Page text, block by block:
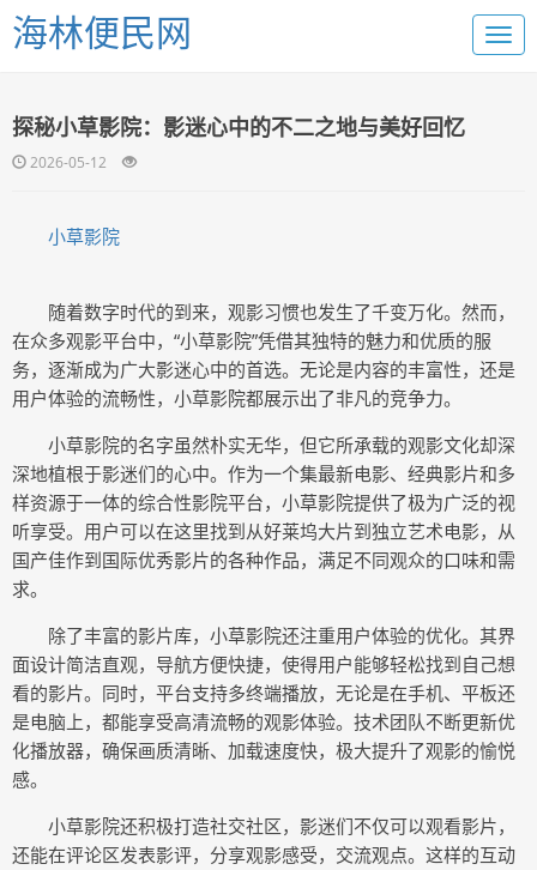
海林便民网
探秘小草影院：影迷心中的不二之地与美好回忆
2026-05-12
小草影院
随着数字时代的到来，观影习惯也发生了千变万化。然而，
在众多观影平台中，“小草影院”凭借其独特的魅力和优质的服
务，逐渐成为广大影迷心中的首选。无论是内容的丰富性，还是
用户体验的流畅性，小草影院都展示出了非凡的竞争力。
小草影院的名字虽然朴实无华，但它所承载的观影文化却深
深地植根于影迷们的心中。作为一个集最新电影、经典影片和多
样资源于一体的综合性影院平台，小草影院提供了极为广泛的视
听享受。用户可以在这里找到从好莱坞大片到独立艺术电影，从
国产佳作到国际优秀影片的各种作品，满足不同观众的口味和需
求。
除了丰富的影片库，小草影院还注重用户体验的优化。其界
面设计简洁直观，导航方便快捷，使得用户能够轻松找到自己想
看的影片。同时，平台支持多终端播放，无论是在手机、平板还
是电脑上，都能享受高清流畅的观影体验。技术团队不断更新优
化播放器，确保画质清晰、加载速度快，极大提升了观影的愉悦
感。
小草影院还积极打造社交社区，影迷们不仅可以观看影片，
还能在评论区发表影评，分享观影感受，交流观点。这样的互动